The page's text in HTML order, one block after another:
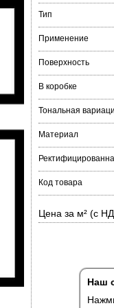
Наш
Тип
Применение
Поверхность
В коробке
Тональная
Материал
Код товара
Цена за м² (с